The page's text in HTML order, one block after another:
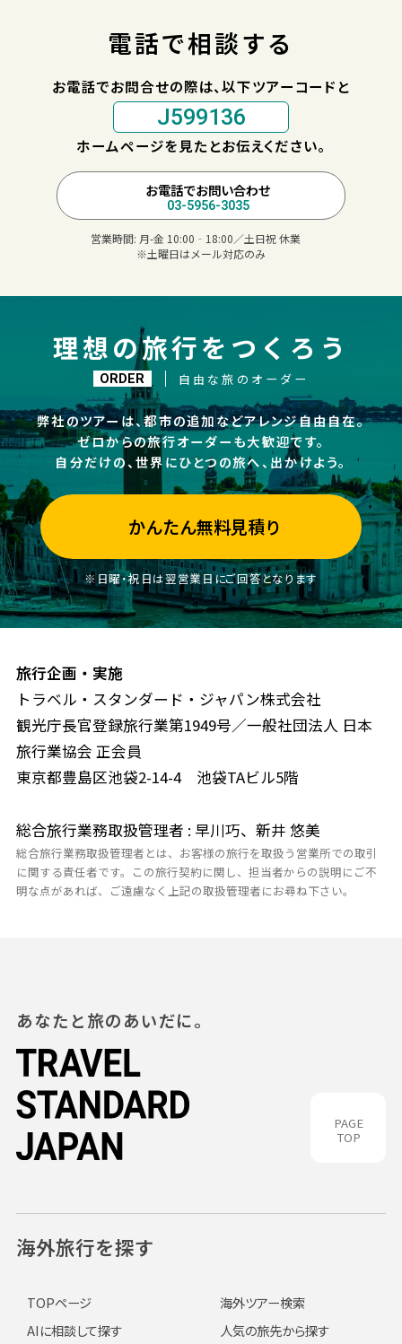
電話で相談する
お電話でお問合せの際は、以下ツアーコードと
J599136
ホームページを見たとお伝えください。
お電話でお問い合わせ
03-5956-3035
営業時間: 月-金 10:00‐18:00／土日祝 休業
※土曜日はメール対応のみ
理想の旅行をつくろう
ORDER 自由な旅のオーダー
弊社のツアーは、都市の追加などアレンジ自由自在。
ゼロからの旅行オーダーも大歓迎です。
自分だけの、世界にひとつの旅へ、出かけよう。
かんたん無料見積り
※日曜・祝日は翌営業日にご回答となります
旅行企画・実施
トラベル・スタンダード・ジャパン株式会社
観光庁長官登録旅行業第1949号／一般社団法人 日本
旅行業協会 正会員
東京都豊島区池袋2-14-4 池袋TAビル5階
総合旅行業務取扱管理者 : 早川巧、新井 悠美
総合旅行業務取扱管理者とは、お客様の旅行を取扱う営業所での取引
に関する責任者です。この旅行契約に関し、担当者からの説明にご不
明な点があれば、ご遠慮なく上記の取扱管理者にお尋ね下さい。
PAGE
TOP
あなたと旅のあいだに。
海外旅行を探す
TOPページ
海外ツアー検索
AIに相談して探す
人気の旅先から探す